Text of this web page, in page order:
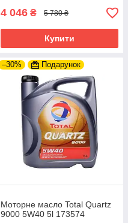
4 046 ₴ 5 780 ₴
Купити
–30% Подарунок
Моторне масло Total Quartz
9000 5W40 5l 173574